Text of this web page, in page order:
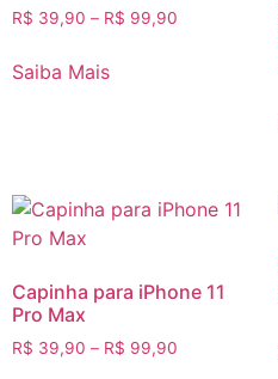
R$ 39,90 – R$ 99,90
Saiba Mais
Capinha para iPhone 11
Pro Max
R$ 39,90 – R$ 99,90